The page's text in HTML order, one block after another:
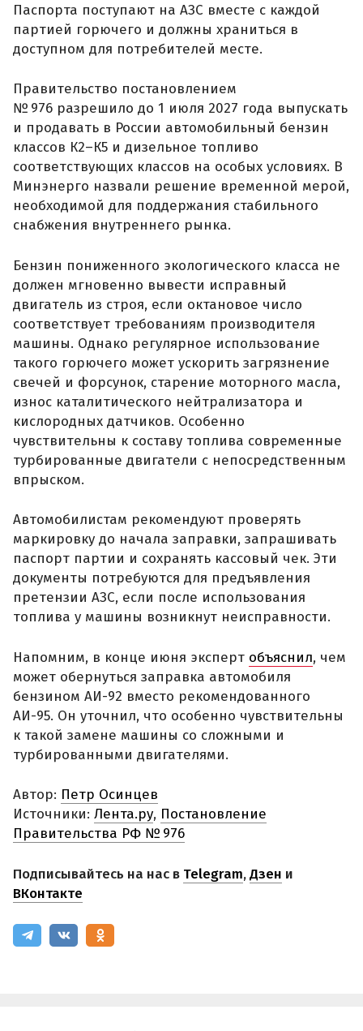
Паспорта поступают на АЗС вместе с каждой
партией горючего и должны храниться в
доступном для потребителей месте.
Правительство постановлением
№ 976 разрешило до 1 июля 2027 года выпускать
и продавать в России автомобильный бензин
классов К2–К5 и дизельное топливо
соответствующих классов на особых условиях. В
Минэнерго назвали решение временной мерой,
необходимой для поддержания стабильного
снабжения внутреннего рынка.
Бензин пониженного экологического класса не
должен мгновенно вывести исправный
двигатель из строя, если октановое число
соответствует требованиям производителя
машины. Однако регулярное использование
такого горючего может ускорить загрязнение
свечей и форсунок, старение моторного масла,
износ каталитического нейтрализатора и
кислородных датчиков. Особенно
чувствительны к составу топлива современные
турбированные двигатели с непосредственным
впрыском.
Автомобилистам рекомендуют проверять
маркировку до начала заправки, запрашивать
паспорт партии и сохранять кассовый чек. Эти
документы потребуются для предъявления
претензии АЗС, если после использования
топлива у машины возникнут неисправности.
Напомним, в конце июня эксперт объяснил, чем
может обернуться заправка автомобиля
бензином АИ-92 вместо рекомендованного
АИ-95. Он уточнил, что особенно чувствительны
к такой замене машины со сложными и
турбированными двигателями.
Автор: Петр Осинцев
Источники: Лента.ру, Постановление
Правительства РФ № 976
Подписывайтесь на нас в Telegram,Дзен и
ВКонтакте